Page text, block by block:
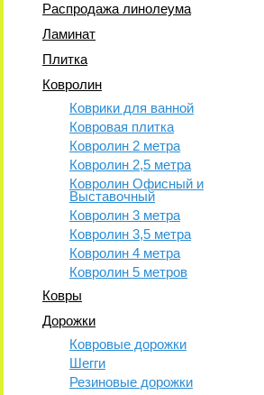
Распродажа линолеума
Ламинат
Плитка
Ковролин
Коврики для ванной
Ковровая плитка
Ковролин 2 метра
Ковролин 2,5 метра
Ковролин Офисный и
Выставочный
Ковролин 3 метра
Ковролин 3,5 метра
Ковролин 4 метра
Ковролин 5 метров
Ковры
Дорожки
Ковровые дорожки
Шегги
Резиновые дорожки